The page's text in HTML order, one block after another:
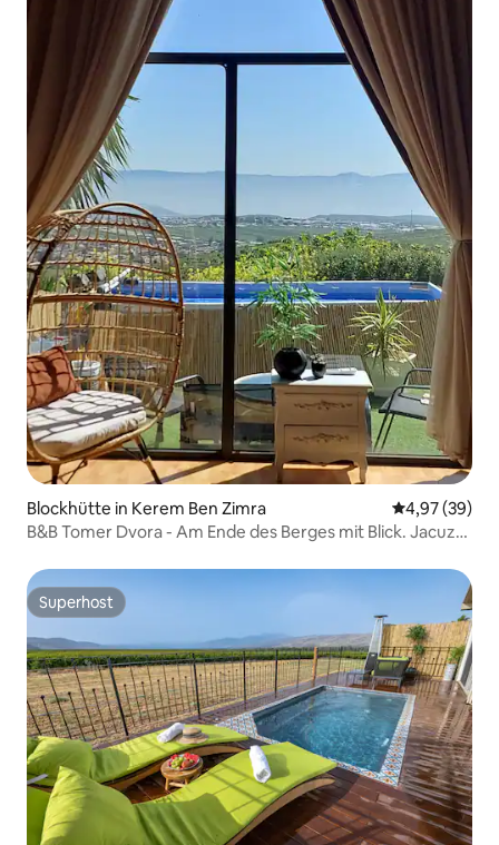
Blockhütte in Kerem Ben Zimra
4,97 (39)
B&B Tomer Dvora - Am Ende des Berges mit Blick. Jacuzzi.
Superhost
Superhost